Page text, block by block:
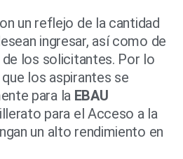
un reflejo de la cantidad
ingresar, así como de
de los solicitantes. Por lo
los aspirantes se
para la EBAU
para el Acceso a la
un alto rendimiento en